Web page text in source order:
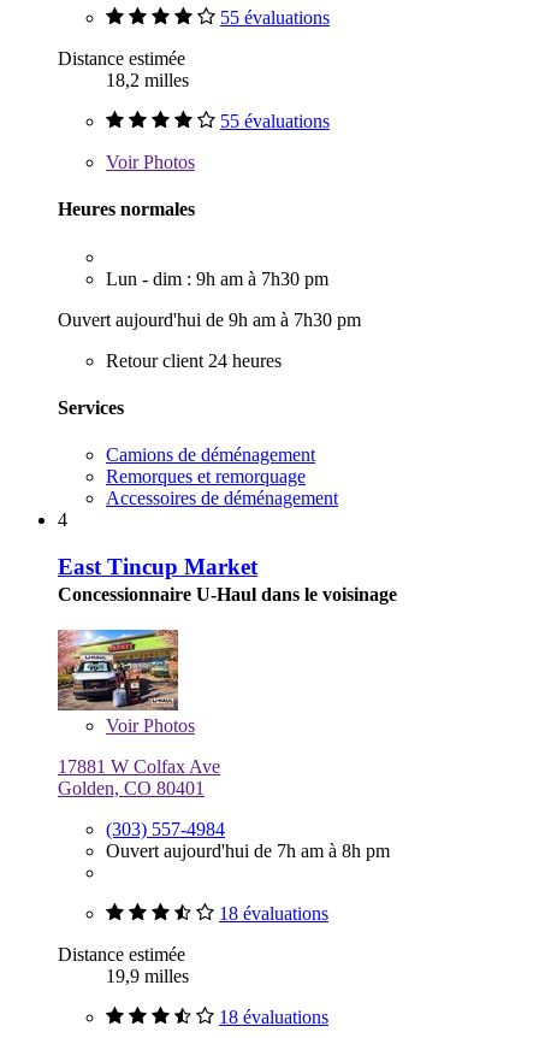
55 évaluations
Distance estimée
18,2 milles
55 évaluations
VoirPhotos
Heures normales
Lun - dim : 9h am à 7h30 pm
Ouvert aujourd'hui de 9h am à 7h30 pm
Retour client 24 heures
Services
Camions de déménagement
Remorques et remorquage
Accessoires de déménagement
4
East Tincup Market
Concessionnaire U-Haul dans le voisinage
VoirPhotos
17881 W Colfax Ave
Golden, CO 80401
(303) 557-4984
Ouvert aujourd'hui de 7h am à 8h pm
18 évaluations
Distance estimée
19,9 milles
18 évaluations